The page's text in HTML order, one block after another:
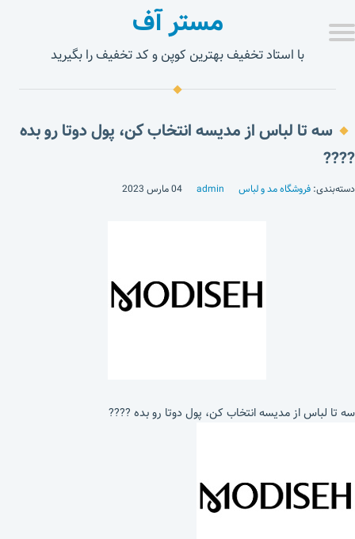
مستر آف
با استاد تخفیف بهترین کوپن و کد تخفیف را بگیرید
سه تا لباس از مدیسه انتخاب کن، پول دوتا رو بده
????
دسته‌بندی: فروشگاه مد و لباس admin 04 مارس 2023
سه تا لباس از مدیسه انتخاب کن، پول دوتا رو بده ????